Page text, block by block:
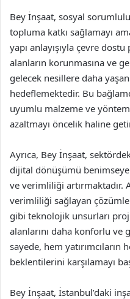
Bey İnşaat, sosyal
topluma katkı sağlamayı
yapı anlayışıyla çevre
alanların korunmasına ve
gelecek nesillere daha
hedeflemektedir. Bu
uyumlu malzeme ve
azaltmayı öncelik haline
Ayrıca, Bey İnşaat,
dijital dönüşümü
ve verimliliği artırmaktadır.
verimliliği sağlayan
gibi teknolojik unsurları
alanlarını daha konforlu ve
sayede, hem yatırımcıların
beklentilerini karşılamayı
Bey İnşaat, İstanbul’daki